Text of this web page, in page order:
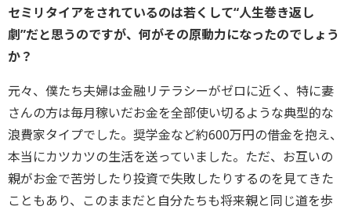
セミリタイアをされているのは若くして“人生巻き返し
劇”だと思うのですが、何がその原動力になったのでしょう
か？
元々、僕たち夫婦は金融リテラシーがゼロに近く、特に妻
さんの方は毎月稼いだお金を全部使い切るような典型的な
浪費家タイプでした。奨学金など約600万円の借金を抱え、
本当にカツカツの生活を送っていました。ただ、お互いの
親がお金で苦労したり投資で失敗したりするのを見てきた
こともあり、このままだと自分たちも将来親と同じ道を歩